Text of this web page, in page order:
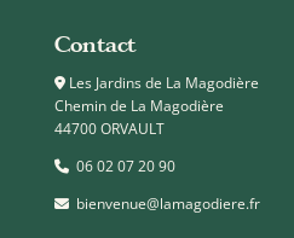
Contact
Les Jardins de La Magodière
Chemin de La Magodière
44700 ORVAULT
06 02 07 20 90
bienvenue@lamagodiere.fr